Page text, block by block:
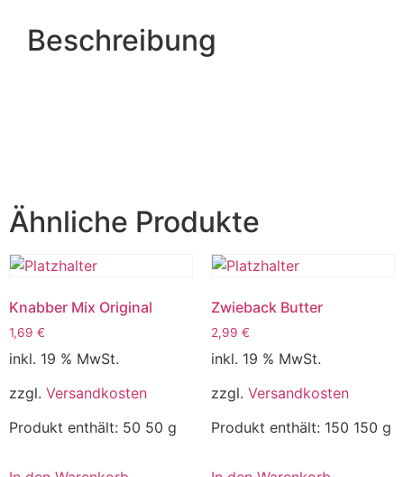
Beschreibung
Ähnliche Produkte
Knabber Mix Original
1,69 €
inkl. 19 % MwSt.
zzgl. Versandkosten
Produkt enthält: 50 50 g
Zwieback Butter
2,99 €
inkl. 19 % MwSt.
zzgl. Versandkosten
Produkt enthält: 150 150 g